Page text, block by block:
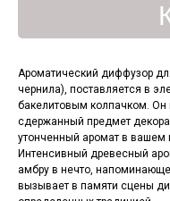
Ароматический диффузор
чернила), поставляется в
бакелитовым колпачком. Он
сдержанный предмет
утонченный аромат в вашем
Интенсивный древесный
амбру в нечто,
вызывает в памяти сцены